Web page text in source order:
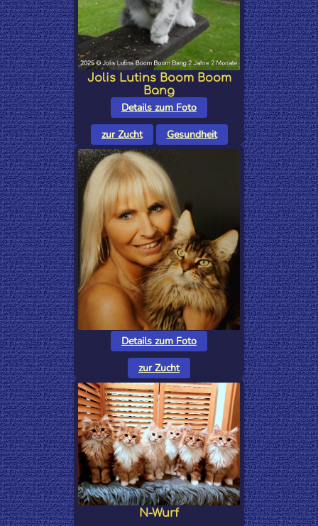
Jolis Lutins Boom Boom
Bang
Details zum Foto
zur Zucht
Gesundheit
Details zum Foto
zur Zucht
N-Wurf